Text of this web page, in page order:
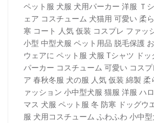
ペット服 犬服 犬用パーカー 洋服 Ｔ
ェア コスチューム 犬猫用 可愛い 柔
寒 コート 人気 仮装 コスプレ ファッ
小型 中型犬服 ペット用品 脱毛保護
ウェアに ペット服 犬服 Tシャツ ド
パーカー コスチューム 可愛い コス
ア 春秋冬服 犬の服 人気 仮装 綿製 柔
ァッション 小中型犬服 猫服 洋服 ハ
マス 犬服 ペット服 冬 防寒 ドッグウ
服 犬用コスチューム ふわふわ 小中